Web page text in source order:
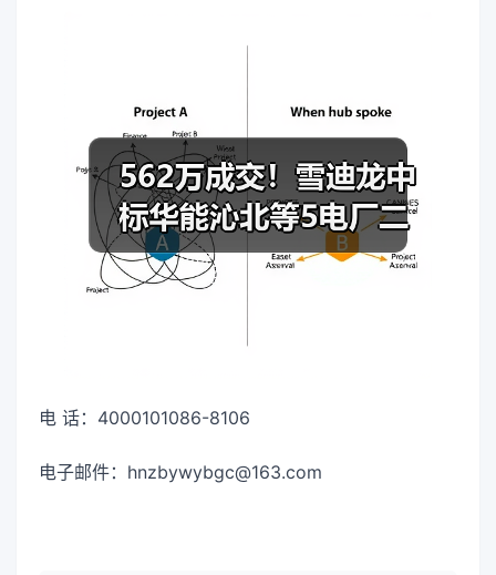
电 话：4000101086-8106
电子邮件：hnzbywybgc@163.com